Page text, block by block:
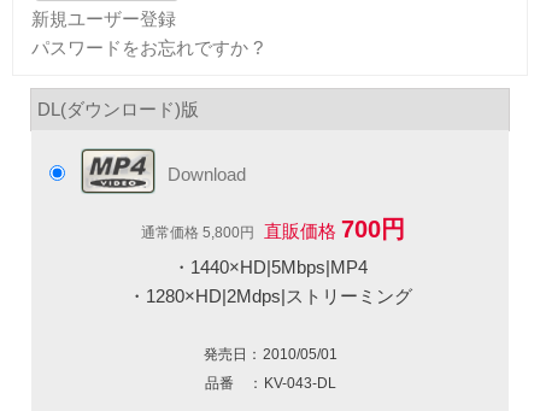
新規ユーザー登録
パスワードをお忘れですか ?
DL(ダウンロード)版
Download
通常価格 5,800円 直販価格 700円
・1440×HD|5Mbps|MP4
・1280×HD|2Mdps|ストリーミング
発売日： 2010/05/01
品番 ： KV-043-DL